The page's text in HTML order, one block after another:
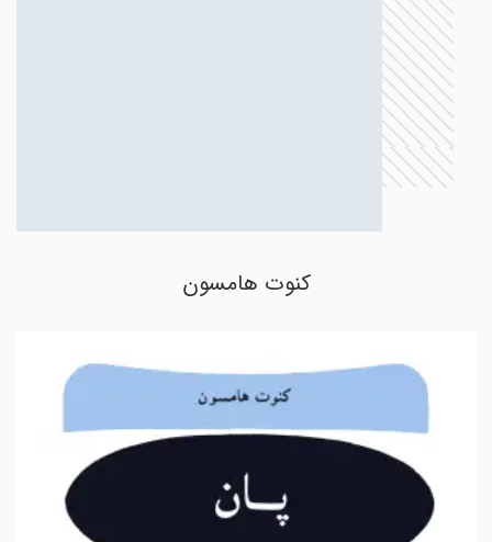
کنوت هامسون